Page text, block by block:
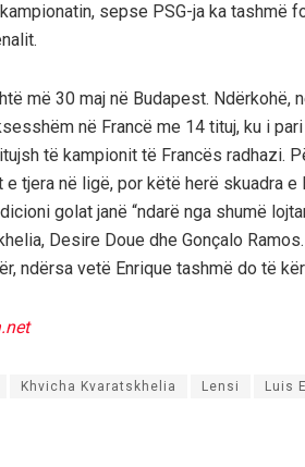
sepse PSG-ja ka tashmë
më 30 maj në Budapest. Ndërkohë,
në Francë me 14 tituj, ku i
të kampionit të Francës radhazi.
e tjera në ligë, por këtë herë skuadra
golat janë “ndarë nga shumë
Desire Doue dhe Gonçalo
ndërsa vetë Enrique tashmë do të
Khvicha Kvaratskhelia Lensi Luis